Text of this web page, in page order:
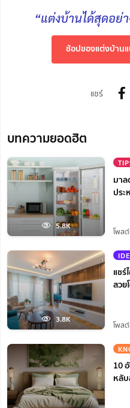
“แต่งบ้านได้สุดอย่
ช้อปของแต่งบ้าน
แชร์
บทความยอดฮิต
5.8K
มาล
ประ
โพส
3.8K
แชร์
สวย
โพส
10
หลั